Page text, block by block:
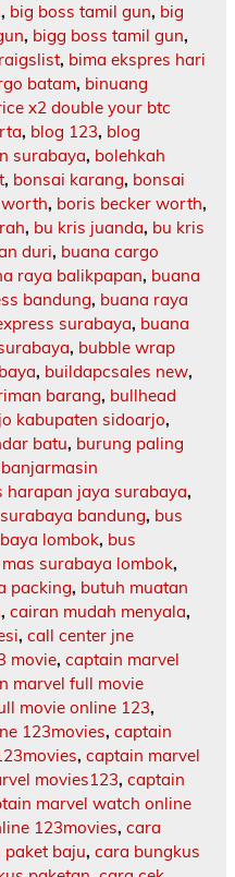
, big boss tamil gun, big
, bigg boss tamil gun,
, bima ekspres hari
batam, binuang
x2 double your btc
, blog 123, blog
surabaya, bolehkah
, bonsai karang, bonsai
, boris becker worth,
, bu kris juanda, bu kris
duri, buana cargo
raya balikpapan, buana
bandung, buana raya
surabaya, buana
, bubble wrap
, buildapcsales new,
barang, bullhead
kabupaten sidoarjo,
batu, burung paling
harapan jaya surabaya,
bandung, bus
lombok, bus
surabaya lombok,
packing, butuh muatan
, cairan mudah menyala,
, call center jne
movie, captain marvel
marvel full movie
movie online 123,
123movies, captain
, captain marvel
movies123, captain
marvel watch online
123movies, cara
baju, cara bungkus